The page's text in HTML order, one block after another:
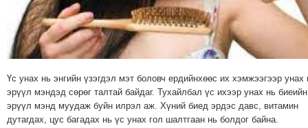
МЭДЭХҮЙ
ТЕХНОЛОГИ
ЭРДЭНЭТ
ЭРГЭН
ТОЙРОНД
ХАВРЫН
Үс унах нь энгийн үзэгдэл мэт боловч ердийнхөөс их хэмжээгээр унах
эрүүл мэндэд сөрөг талтай байдаг. Тухайлбал үс ихээр унах нь биеийн
эрүүл мэнд муудаж буйн илрэл аж. Хүний биед эрдэс давс, витамин
дутагдах, цус багадах нь үс унах гол шалтгаан нь болдог байна.